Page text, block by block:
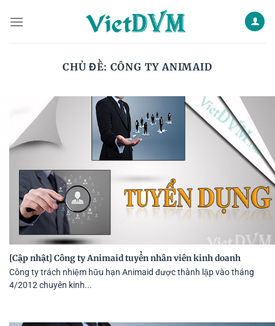
CHỦ ĐỀ: CÔNG TY ANIMAID
[Cập nhật] Công ty Animaid tuyển nhân viên kinh doanh
Công ty trách nhiệm hữu hạn Animaid được thành lập vào tháng
4/2012 chuyên kinh...